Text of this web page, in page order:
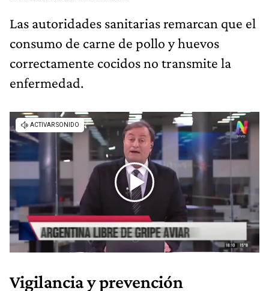
Las autoridades sanitarias remarcan que el
consumo de carne de pollo y huevos
correctamente cocidos no transmite la
enfermedad.
Vigilancia y prevención